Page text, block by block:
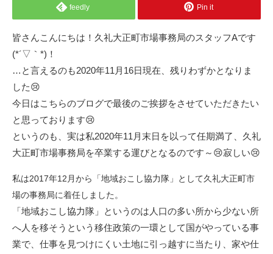
feedly Pin it
皆さんこんにちは！久礼大正町市場事務局のスタッフAです
(*´▽｀*)！
…と言えるのも2020年11月16日現在、残りわずかとなりま
した😢
今日はこちらのブログで最後のご挨拶をさせていただきたい
と思っております😢
というのも、実は私2020年11月末日を以って任期満了、久礼
大正町市場事務局を卒業する運びとなるのです～😢寂しい😢
私は2017年12月から「地域おこし協力隊」として久礼大正町市
場の事務局に着任しました。
「地域おこし協力隊」というのは人口の多い所から少ない所
へ人を移そうという移住政策の一環として国がやっている事
業で、仕事を見つけにくい土地に引っ越すに当たり、家や仕